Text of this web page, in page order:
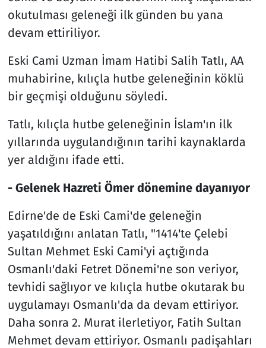
okutulması geleneği ilk günden bu yana
devam ettiriliyor.
Eski Cami Uzman İmam Hatibi Salih Tatlı, AA
muhabirine, kılıçla hutbe geleneğinin köklü
bir geçmişi olduğunu söyledi.
Tatlı, kılıçla hutbe geleneğinin İslam'ın ilk
yıllarında uygulandığının tarihi kaynaklarda
yer aldığını ifade etti.
- Gelenek Hazreti Ömer dönemine dayanıyor
Edirne'de de Eski Cami'de geleneğin
yaşatıldığını anlatan Tatlı, "1414'te Çelebi
Sultan Mehmet Eski Cami'yi açtığında
Osmanlı'daki Fetret Dönemi'ne son veriyor,
tevhidi sağlıyor ve kılıçla hutbe okutarak bu
uygulamayı Osmanlı'da da devam ettiriyor.
Daha sonra 2. Murat ilerletiyor, Fatih Sultan
Mehmet devam ettiriyor. Osmanlı padişahları
Siyaset
Spor
Süleymanpaşa
Tekirdağ